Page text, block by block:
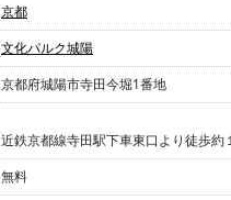
京都
文化パルク城陽
京都府城陽市寺田今堀1番地
無料